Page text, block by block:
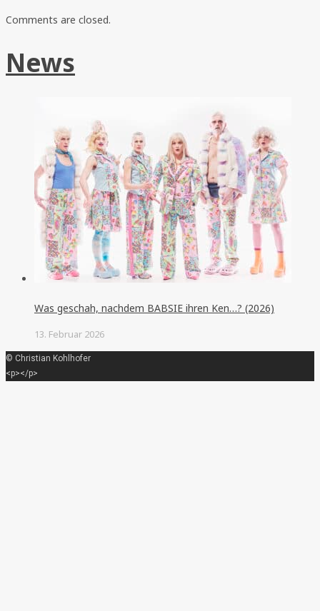
Comments are closed.
News
Was geschah, nachdem BABSIE ihren Ken…? (2026)
13. Februar 2026
© Christian Kohlhofer
<p></p>